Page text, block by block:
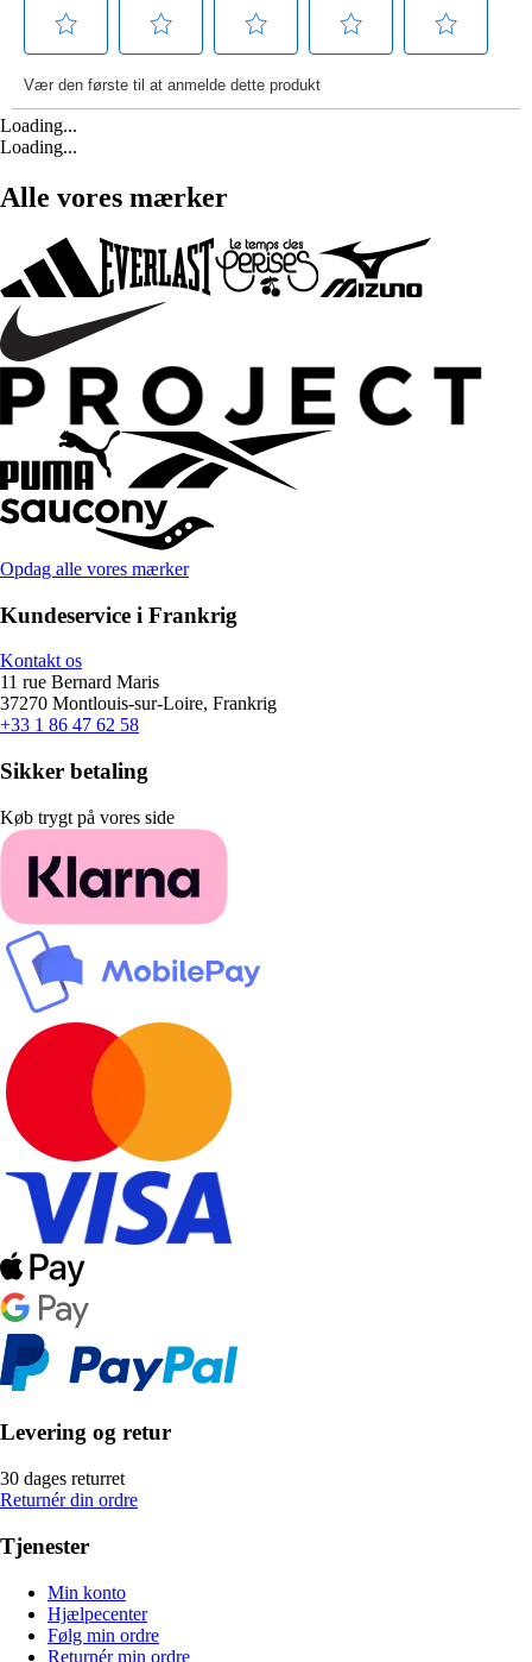
Loading...
Loading...
Alle vores mærker
Opdag alle vores mærker
Kundeservice i Frankrig
Kontakt os
11 rue Bernard Maris
37270 Montlouis-sur-Loire, Frankrig
+33 1 86 47 62 58
Sikker betaling
Køb trygt på vores side
Levering og retur
30 dages returret
Returnér din ordre
Tjenester
Min konto
Hjælpecenter
Følg min ordre
Returnér min ordre